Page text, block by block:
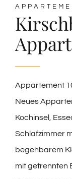
Appartement
Neues
Kochinsel,
Schlafzimmer
begehbarem
mit getrennten